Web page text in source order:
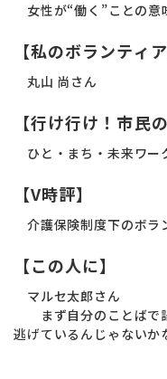
女性が“働く”ことの意
【私のボランティ
丸山 尚さん
【行け行け！市民
ひと・まち・未来ワー
【V時評】
介護保険制度下のボラ
【この人に】
マルセ太郎さん
まず自分のことばで
逃げているんじゃないか